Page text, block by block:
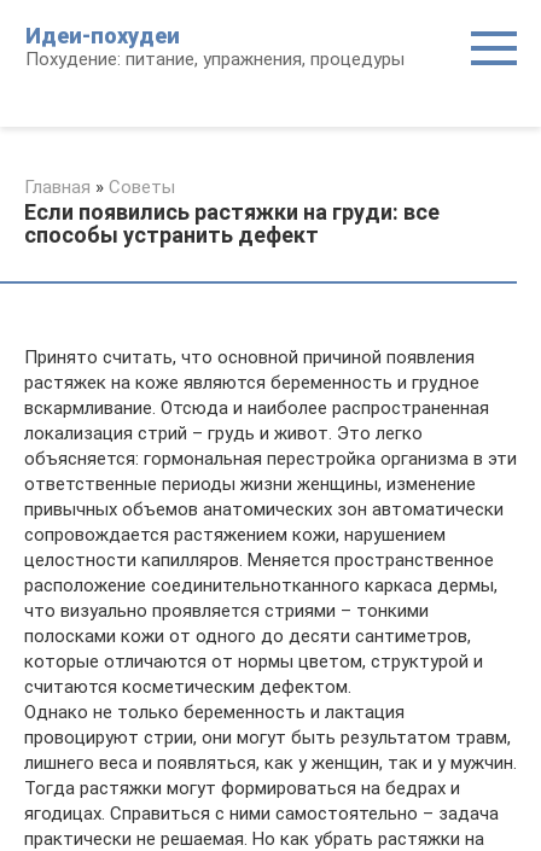
контенту
Идеи-похудеи
Похудение: питание, упражнения, процедуры
Главная » Советы
Если появились растяжки на груди: все
способы устранить дефект
Принято считать, что основной причиной появления
растяжек на коже являются беременность и грудное
вскармливание. Отсюда и наиболее распространенная
локализация стрий – грудь и живот. Это легко
объясняется: гормональная перестройка организма в эти
ответственные периоды жизни женщины, изменение
привычных объемов анатомических зон автоматически
сопровождается растяжением кожи, нарушением
целостности капилляров. Меняется пространственное
расположение соединительнотканного каркаса дермы,
что визуально проявляется стриями – тонкими
полосками кожи от одного до десяти сантиметров,
которые отличаются от нормы цветом, структурой и
считаются косметическим дефектом.
Однако не только беременность и лактация
провоцируют стрии, они могут быть результатом травм,
лишнего веса и появляться, как у женщин, так и у мужчин.
Тогда растяжки могут формироваться на бедрах и
ягодицах. Справиться с ними самостоятельно – задача
практически не решаемая. Но как убрать растяжки на